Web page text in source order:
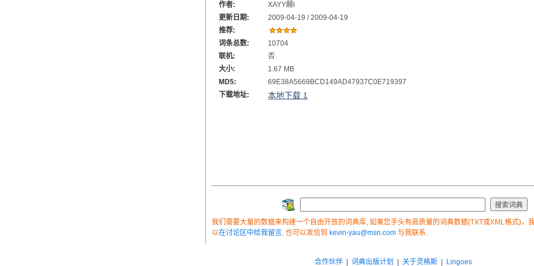
作者:
XAYY翸I
更新日期:
2009-04-19 / 2009-04-19
推荐:
词条总数:
10704
联机:
否
大小:
1.67 MB
MD5:
69E38A5669BCD149AD47937C0E719397
下载地址:
本地下载 1
我们需要大量的数据来构建一个自由开放的词典库, 如果您手头有高质量的词典数据(TXT或XML格式)，
以在讨论区中给我留言, 也可以发信到 kevin-yau@msn.com 与我联系.
合作伙伴| 词典出版计划 关于灵格斯| Lingoes